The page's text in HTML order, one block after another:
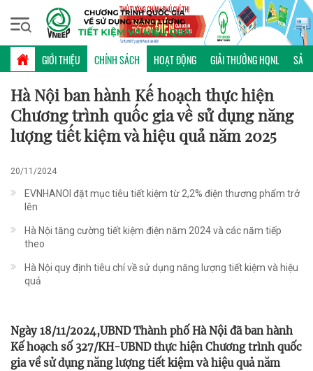
GIỚI THIỆU CHÍNH SÁCH HOẠT ĐỘNG GIẢI THƯỞNG HQNL SẢN
Thứ hai, 10/08/2026 | 10:39 GMT+7
CHÍNH SÁCH
Hà Nội ban hành Kế hoạch thực hiện
Chương trình quốc gia về sử dụng năng
lượng tiết kiệm và hiệu quả năm 2025
20/11/2024
EVNHANOI đặt mục tiêu tiết kiệm từ 2,2% điện thương phẩm trở
lên
Hà Nội tăng cường tiết kiệm điện năm 2024 và các năm tiếp
theo
Hà Nội quy định tiêu chí về sử dụng năng lượng tiết kiệm và hiệu
quả
Ngày 18/11/2024,UBND Thành phố Hà Nội đã ban hành
Kế hoạch số 327/KH-UBND thực hiện Chương trình quốc
gia về sử dụng năng lượng tiết kiệm và hiệu quả năm